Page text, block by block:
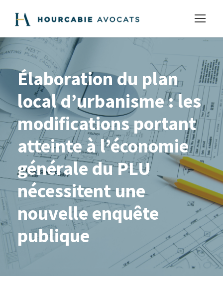
Élaboration du plan
local d’urbanisme : les
modifications portant
atteinte à l’économie
générale du PLU
nécessitent une
nouvelle enquête
publique